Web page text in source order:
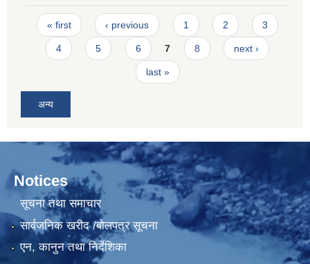
Pages
« first ‹ previous 1 2 3
4 5 6 7 8 next ›
last »
अन्य
Notices
सूचना तथा समाचार
सार्वजनिक खरीद /बोलपत्र सूचना
एन, कानुन तथा निर्देशिका